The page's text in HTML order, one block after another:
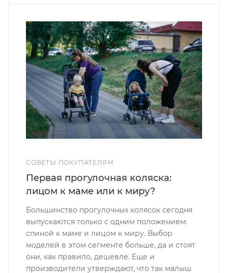
СОВЕТЫ ПОКУПАТЕЛЯМ
Первая прогулочная коляска:
лицом к маме или к миру?
Большинство прогулочных колясок сегодня
выпускаются только с одним положением:
спиной к маме и лицом к миру. Выбор
моделей в этом сегменте больше, да и стоят
они, как правило, дешевле. Еще и
производители утверждают, что так малыш